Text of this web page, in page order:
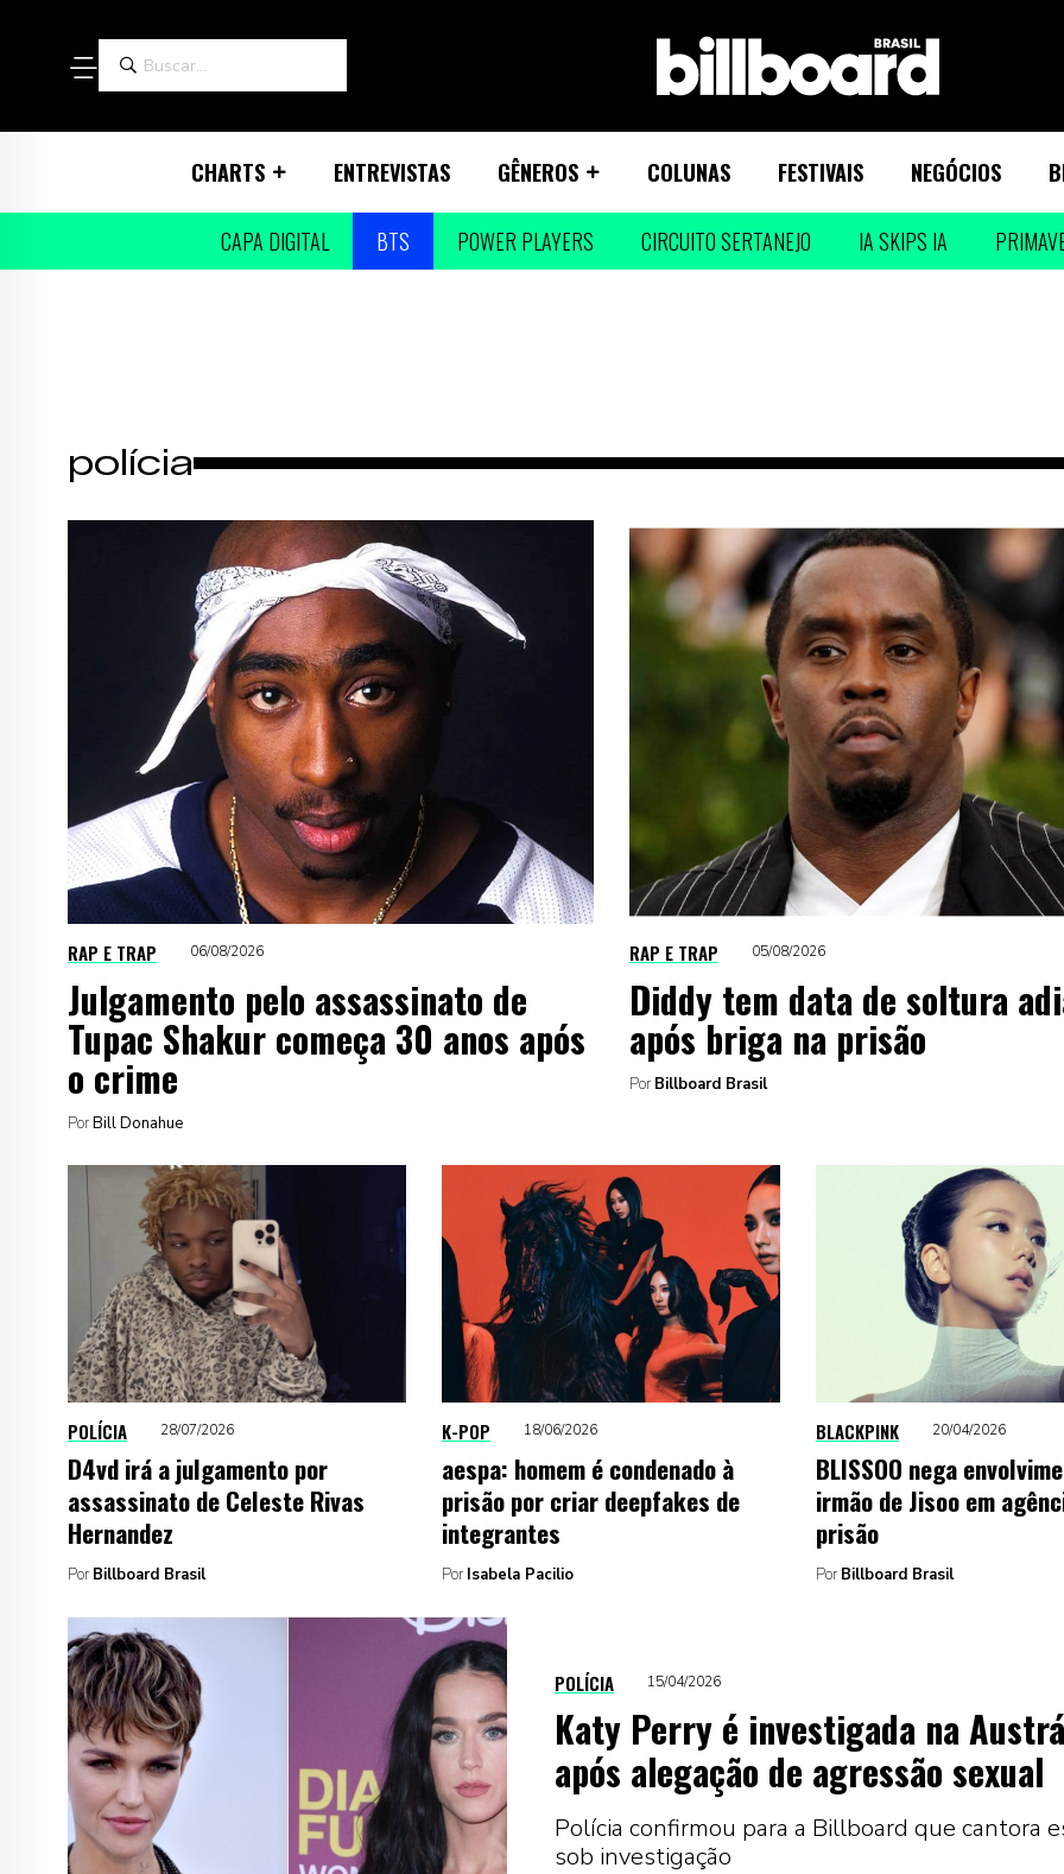
CHARTS ENTREVISTAS GÊNEROS COLUNAS FESTIVAIS NEGÓCIOS
CAPA DIGITAL BTS POWER PLAYERS CIRCUITO SERTANEJO IA SKIPS IA
polícia
RAP E TRAP 06/08/2026
Julgamento pelo assassinato de
Tupac Shakur começa 30 anos após
o crime
PorBill Donahue
RAP E TRAP 05/08/2026
Diddy tem data de soltura
após briga na prisão
Por Billboard Brasil
POLÍCIA 28/07/2026
D4vd irá a julgamento por
assassinato de Celeste Rivas
Hernandez
Por Billboard Brasil
K-POP 18/06/2026
aespa: homem é condenado à
prisão por criar deepfakes de
integrantes
Por Isabela Pacilio
BLACKPINK 20/04/2026
BLISSOO nega
irmão de Jisoo em
prisão
Por Billboard Brasil
POLÍCIA 15/04/2026
Katy Perry é investigada na
após alegação de agressão sexual
Polícia confirmou para a Billboard que cantora
sob investigação